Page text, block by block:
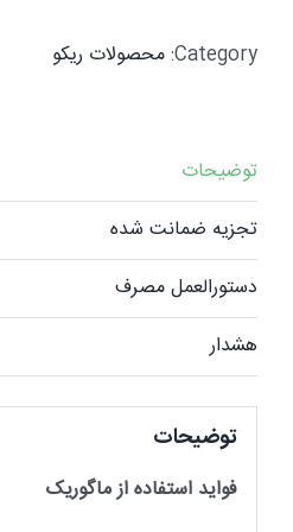
Category: محصولات ریکو
توضیحات
تجزیه ضمانت شده
دستورالعمل مصرف
هشدار
توضیحات
فواید استفاده از ماگوریک